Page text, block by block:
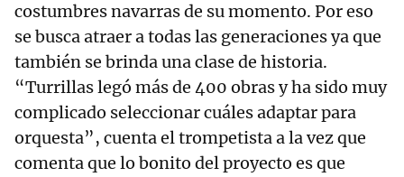
costumbres navarras de su momento. Por eso
se busca atraer a todas las generaciones ya que
también se brinda una clase de historia.
“Turrillas legó más de 400 obras y ha sido muy
complicado seleccionar cuáles adaptar para
orquesta”, cuenta el trompetista a la vez que
comenta que lo bonito del proyecto es que